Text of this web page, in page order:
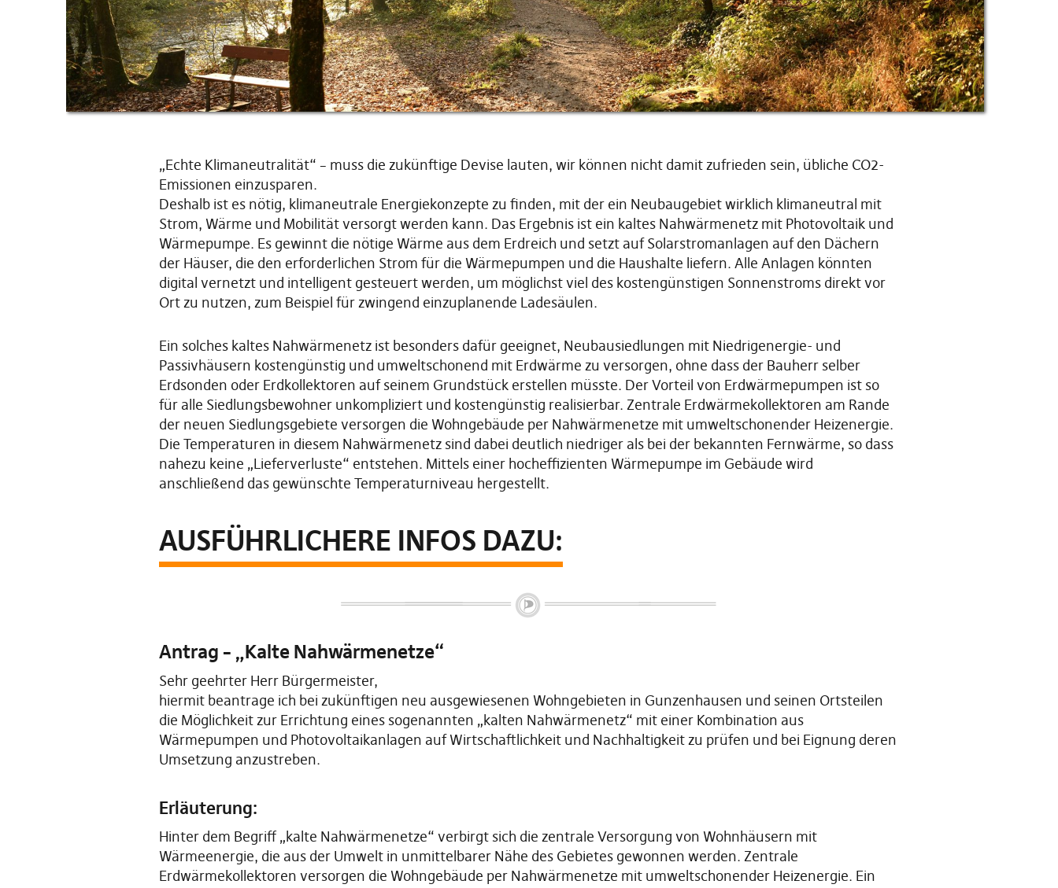
„Echte Klimaneutralität“ – muss die zukünftige Devise lauten, wir können nicht damit zufrieden sein, übliche CO2-
Emissionen einzusparen.
Deshalb ist es nötig, klimaneutrale Energiekonzepte zu finden, mit der ein Neubaugebiet wirklich klimaneutral mit
Strom, Wärme und Mobilität versorgt werden kann. Das Ergebnis ist ein kaltes Nahwärmenetz mit Photovoltaik und
Wärmepumpe. Es gewinnt die nötige Wärme aus dem Erdreich und setzt auf Solarstromanlagen auf den Dächern
der Häuser, die den erforderlichen Strom für die Wärmepumpen und die Haushalte liefern. Alle Anlagen könnten
digital vernetzt und intelligent gesteuert werden, um möglichst viel des kostengünstigen Sonnenstroms direkt vor
Ort zu nutzen, zum Beispiel für zwingend einzuplanende Ladesäulen.
Ein solches kaltes Nahwärmenetz ist besonders dafür geeignet, Neubausiedlungen mit Niedrigenergie- und
Passivhäusern kostengünstig und umweltschonend mit Erdwärme zu versorgen, ohne dass der Bauherr selber
Erdsonden oder Erdkollektoren auf seinem Grundstück erstellen müsste. Der Vorteil von Erdwärmepumpen ist so
für alle Siedlungsbewohner unkompliziert und kostengünstig realisierbar. Zentrale Erdwärmekollektoren am Rande
der neuen Siedlungsgebiete versorgen die Wohngebäude per Nahwärmenetze mit umweltschonender Heizenergie.
Die Temperaturen in diesem Nahwärmenetz sind dabei deutlich niedriger als bei der bekannten Fernwärme, so dass
nahezu keine „Lieferverluste“ entstehen. Mittels einer hocheffizienten Wärmepumpe im Gebäude wird
anschließend das gewünschte Temperaturniveau hergestellt.
AUSFÜHRLICHERE INFOS DAZU:
Antrag – „Kalte Nahwärmenetze“
Sehr geehrter Herr Bürgermeister,
hiermit beantrage ich bei zukünftigen neu ausgewiesenen Wohngebieten in Gunzenhausen und seinen Ortsteilen
die Möglichkeit zur Errichtung eines sogenannten „kalten Nahwärmenetz“ mit einer Kombination aus
Wärmepumpen und Photovoltaikanlagen auf Wirtschaftlichkeit und Nachhaltigkeit zu prüfen und bei Eignung deren
Umsetzung anzustreben.
Erläuterung:
Hinter dem Begriff „kalte Nahwärmenetze“ verbirgt sich die zentrale Versorgung von Wohnhäusern mit
Wärmeenergie, die aus der Umwelt in unmittelbarer Nähe des Gebietes gewonnen werden. Zentrale
Erdwärmekollektoren versorgen die Wohngebäude per Nahwärmenetze mit umweltschonender Heizenergie. Ein